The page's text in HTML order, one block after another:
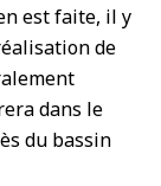
est faite, il y
de
dans le
du bassin